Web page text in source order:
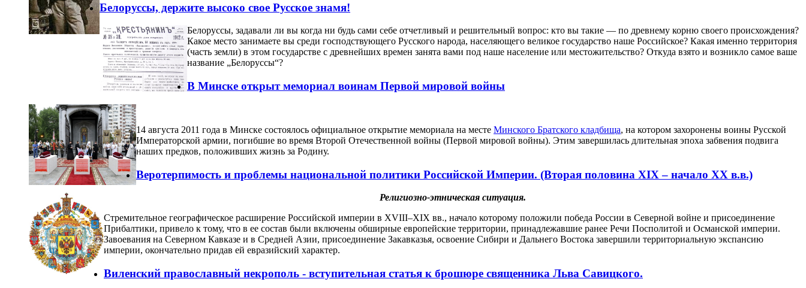
Белоруссы, держите высоко свое Русское знамя!
Белоруссы, задавали ли вы когда ни будь сами себе отчетливый и ре­шительный вопрос: кто вы такие — по древнему корню своего происхо­ждения?
Какое место занимаете вы среди господствующего Русского народа, населяющего великое госу­дарство наше Российское? Какая именно территория
(часть земли) в этом государстве с древнейших времен занята вами под наше на­селение или местожительство? Отку­да взято и возникло самое ваше
на­звание „Белоруссы“?
В Минске открыт мемориал воинам Первой мировой войны
14 августа 2011 года в Минске состоялось официальное открытие мемориала на месте Минского Братского кладбища, на котором захоронены воины Русской
Императорской армии, погибшие во время Второй Отечественной войны (Первой мировой войны). Этим завершилась длительная эпоха забвения подвига
наших предков, положивших жизнь за Родину.
Веротерпимость и проблемы национальной политики Российской Империи. (Вторая половина XIX – начало XX в.в.)
Религиозно-этническая ситуация.
Стремительное географическое расширение Российской империи в XVIII–XIX вв., начало которому положили победа России в Северной войне и присоединение
Прибалтики, привело к тому, что в ее состав были включены обширные европейские территории, принадлежавшие ранее Речи Посполитой и Османской империи.
Завоевания на Северном Кавказе и в Средней Азии, присоединение Закавказья, освоение Сибири и Дальнего Востока завершили территориальную экспансию
империи, окончательно придав ей евразийский характер.
Виленский православный некрополь - вступительная статья к брошюре священника Льва Савицкого.